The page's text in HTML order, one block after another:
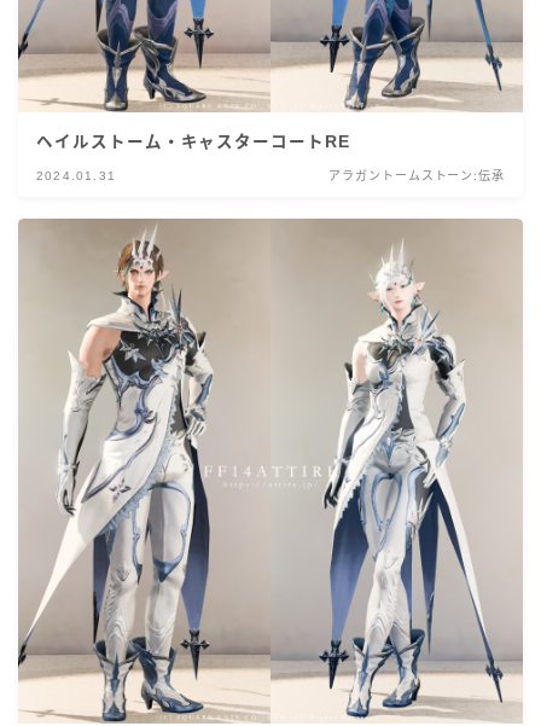
ヘイルストーム・キャスターコートRE
2024.01.31 アラガントームストーン:伝承